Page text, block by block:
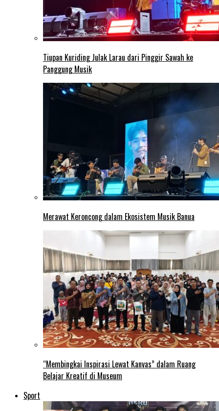
Tiupan Kuriding Julak Larau dari Pinggir Sawah ke
Panggung Musik
Merawat Keroncong dalam Ekosistem Musik Banua
“Membingkai Inspirasi Lewat Kanvas” dalam Ruang
Belajar Kreatif di Museum
Sport